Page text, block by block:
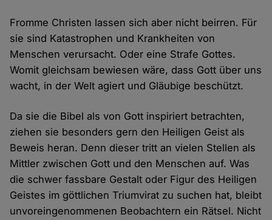
Fromme Christen lassen sich aber nicht beirren. Für
sie sind Katastrophen und Krankheiten von
Menschen verursacht. Oder eine Strafe Gottes.
Womit gleichsam bewiesen wäre, dass Gott über uns
wacht, in der Welt agiert und Gläubige beschützt.
Da sie die Bibel als von Gott inspiriert betrachten,
ziehen sie besonders gern den Heiligen Geist als
Beweis heran. Denn dieser tritt an vielen Stellen als
Mittler zwischen Gott und den Menschen auf. Was
die schwer fassbare Gestalt oder Figur des Heiligen
Geistes im göttlichen Triumvirat zu suchen hat, bleibt
unvoreingenommenen Beobachtern ein Rätsel. Nicht